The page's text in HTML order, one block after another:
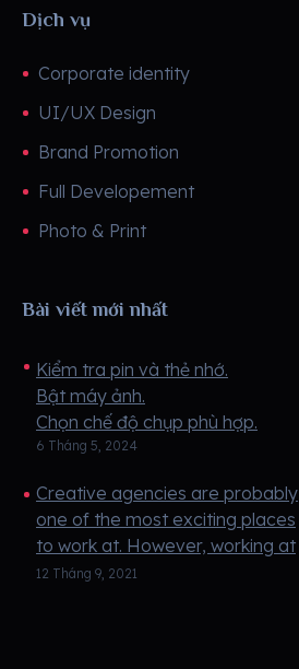
Dịch vụ
Corporate identity
UI/UX Design
Brand Promotion
Full Developement
Photo & Print
Bài viết mới nhất
6 Tháng 5, 2024
Kiểm tra pin và thẻ nhớ.
Bật máy ảnh.
Chọn chế độ chụp phù hợp.
Lấy nét trước khi chụp (nếu cần).
Xem và xóa ảnh sau khi chụp.
Tắt máy ảnh để tiết kiệm pin.
12 Tháng 9, 2021
Creative agencies are probably
one of the most exciting places
to work at. However, working at
an agency isn’t the right fit for